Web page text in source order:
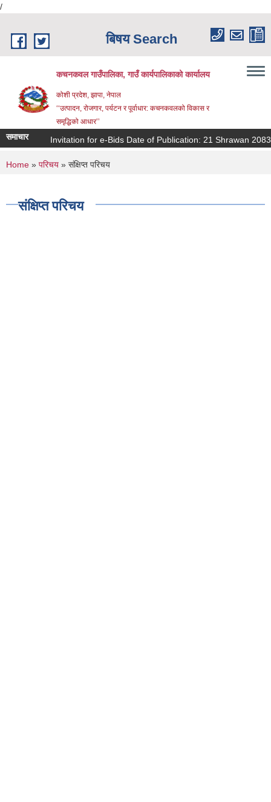
/
बिषय Search
कचनकवल गाउँपालिका, गाउँ कार्यपालिकाको कार्यालय
कोशी प्रदेश, झापा, नेपाल
‘‘उत्पादन, रोजगार, पर्यटन र पूर्वाधार: कचनकवलको विकास र
समृद्धिको आधार’’
समाचार Invitation for e-Bids Date of Publication: 21 Shrawan 2083
You are here
Home » परिचय » संक्षिप्त परिचय
संक्षिप्त परिचय